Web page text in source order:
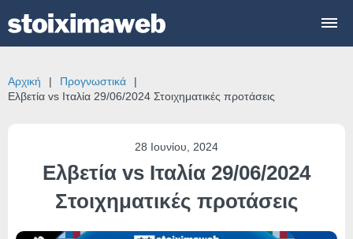
Αρχική
Προγνωστικά
Ελβετία vs Ιταλία 29/06/2024 Στοιχηματικές προτάσεις
28 Ιουνίου, 2024
Ελβετία vs Ιταλία 29/06/2024
Στοιχηματικές προτάσεις